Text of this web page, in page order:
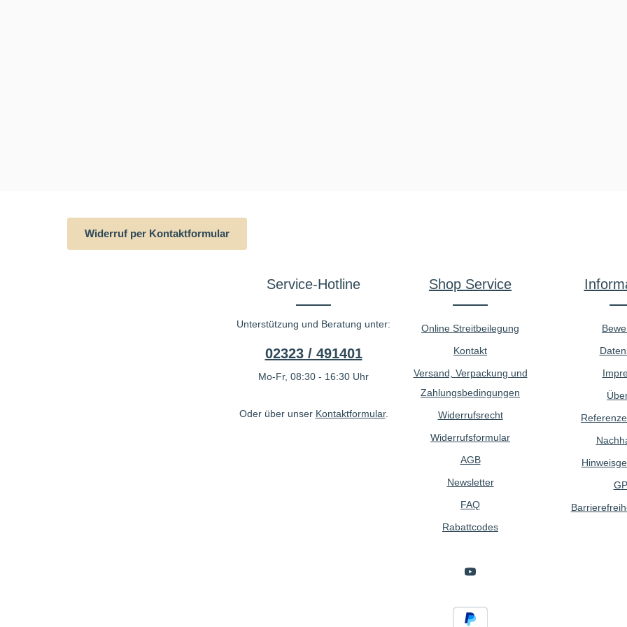
Widerruf per Kontaktformular
Service-Hotline
Unterstützung und Beratung unter:
02323 / 491401
Mo-Fr, 08:30 - 16:30 Uhr
Oder über unser Kontaktformular.
Shop Service
Online Streitbeilegung
Kontakt
Versand, Verpackung und
Zahlungsbedingungen
Widerrufsrecht
Widerrufsformular
AGB
Newsletter
FAQ
Rabattcodes